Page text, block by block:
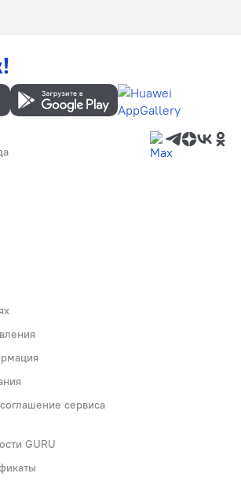
сервиса
GURU